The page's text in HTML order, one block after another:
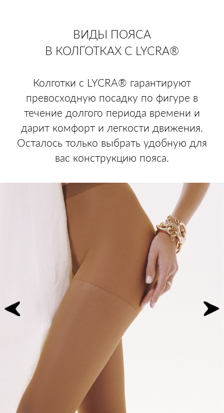
ВИДЫ ПОЯСА
В КОЛГОТКАХ С LYCRA®
Колготки с LYCRA® гарантируют
превосходную посадку по фигуре в
течение долгого периода времени и
дарит комфорт и легкости движения.
Осталось только выбрать удобную для
вас конструкцию пояса.